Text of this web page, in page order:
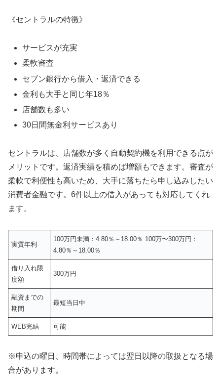
《セントラルの特徴》
サービスが充実
柔軟審査
セブン銀行から借入・返済できる
金利も大手と同じ年18％
店舗数も多い
30日間無金利サービスあり
セントラルは、店舗数が多く自動契約機を利用できる点が
メリットです。返済実績を積めば増額もできます。審査が
柔軟で利便性も高いため、大手に落ちたら申し込みしたい
消費者金融です。6件以上の借入があっても対応してくれ
ます。
実質年利
100万円未満：4.80％～18.00％ 100万〜300万円：
4.80％～18.00％
借り入れ限
度額
300万円
融資までの
期間
最短当日中
WEB完結 可能
※申込の曜日、時間帯によっては翌日以降の取扱となる場
合があります。